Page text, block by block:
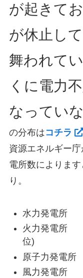
が起きて
が休止し
舞われて
くに電力
なってい
の分布はコチラ
資源エネルギー
電所数によりま
り。
水力発電所
火力発電所
位)
原子力発電
風力発電所